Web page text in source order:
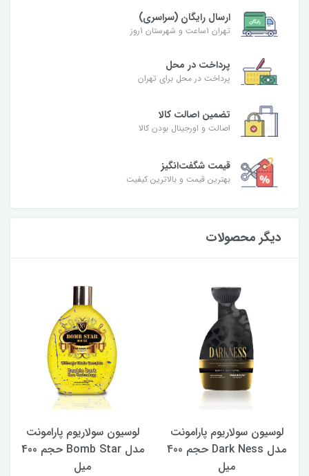
ارسال رایگان (سراسری)
تهران 1ساعت و شهرستان 1روز
پرداخت در محل
پرداخت در محل برای تهران
تضمین اصالت کالا
اصالت و اورجینال بودن کالا
قیمت شگفت‌انگیز
بهترین قیمت و بالاترین کیفیت
دیگر محصولات
لوسیون سولاریوم پارامونت
مدل Dark Ness حجم 400
میل
لوسیون سولاریوم پارامونت
مدل Bomb Star حجم 400
میل